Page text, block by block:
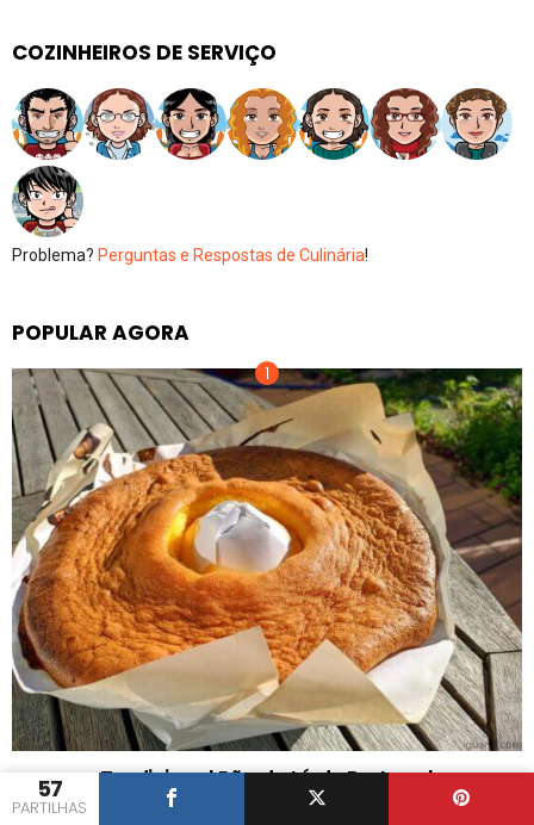
57
PARTILHAS
COZINHEIROS DE SERVIÇO
Problema? Perguntas e Respostas de Culinária!
POPULAR AGORA
Tradicional Pão de Ló de Portugal